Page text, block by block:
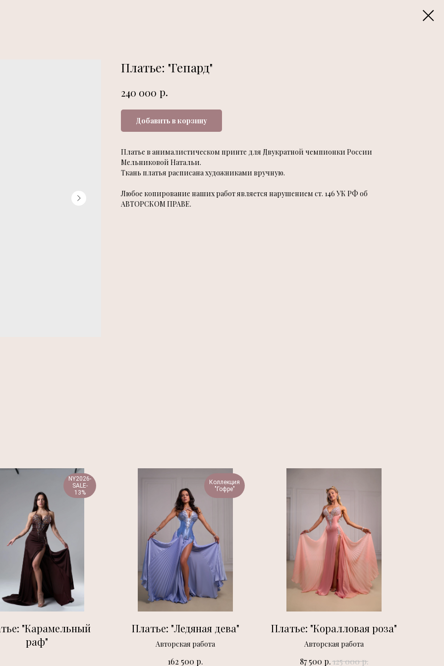
Платье: "Гепард"
240 000 р.
Добавить в корзину
Платье в анималистическом принте для Двукратной чемпионки России
Мельниковой Натальи.
Ткань платья расписана художниками вручную.
Любое копирование наших работ является нарушением ст. 146 УК РФ об
АВТОРСКОМ ПРАВЕ.
NY2026-
SALE-
13%
"Карамельный
раф"
Коллекция
"Гофре"
Платье: "Ледяная дева"
Авторская работа
162 500 р.
Платье: "Коралловая роза"
Авторская работа
87 500 р.125 000р.